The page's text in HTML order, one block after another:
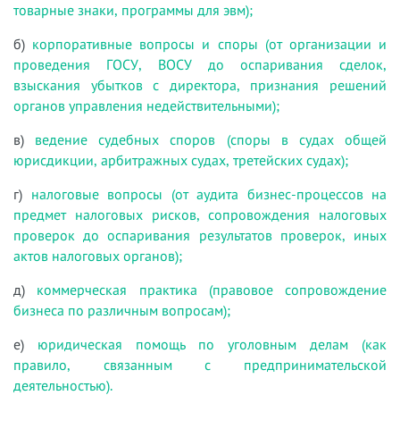
товарные знаки, программы для эвм);
б) корпоративные вопросы и споры (от организации и
проведения ГОСУ, ВОСУ до оспаривания сделок,
взыскания убытков с директора, признания решений
органов управления недействительными);
в) ведение судебных споров (споры в судах общей
юрисдикции, арбитражных судах, третейских судах);
г) налоговые вопросы (от аудита бизнес-процессов на
предмет налоговых рисков, сопровождения налоговых
проверок до оспаривания результатов проверок, иных
актов налоговых органов);
д) коммерческая практика (правовое сопровождение
бизнеса по различным вопросам);
е) юридическая помощь по уголовным делам (как
правило, связанным с предпринимательской
деятельностью).